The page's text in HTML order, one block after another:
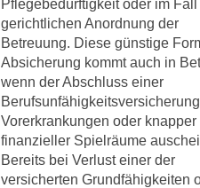
Pflegebedürftigkeit oder im Fall
gerichtlichen Anordnung der
Betreuung. Diese günstige
Absicherung kommt auch in
wenn der Abschluss einer
Vorerkrankungen oder knapper
finanzieller Spielräume
Bereits bei Verlust einer der
versicherten Grundfähigkeiten